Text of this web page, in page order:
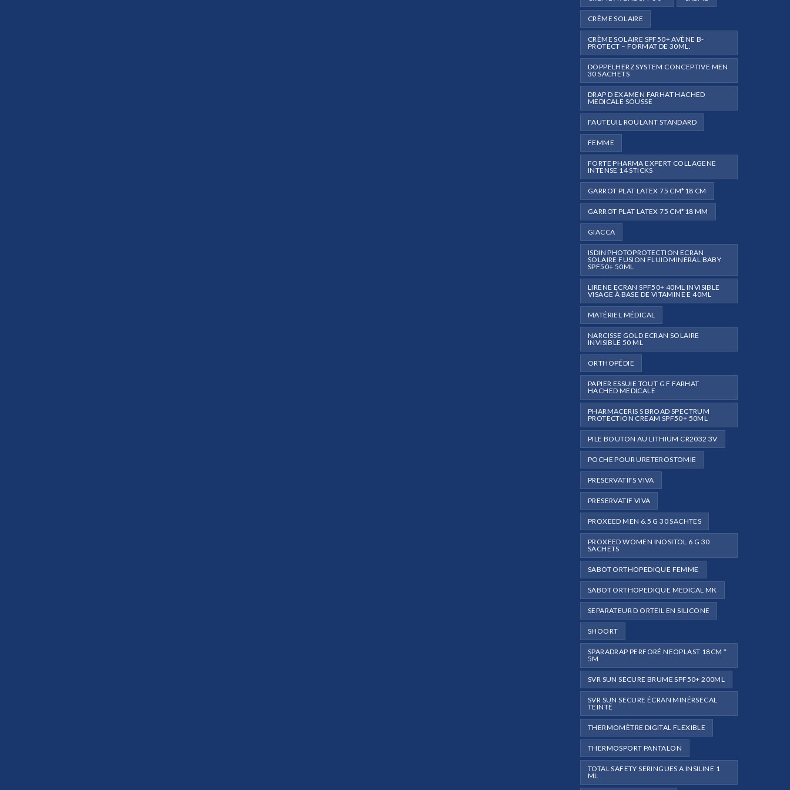
CRÈME SOLAIRE
CRÈME SOLAIRE SPF50+ AVÈNE B-
PROTECT – FORMAT DE 30ML.
DOPPELHERZ SYSTEM CONCEPTIVE MEN
30 SACHETS
DRAP D EXAMEN FARHAT HACHED
MEDICALE SOUSSE
FAUTEUIL ROULANT STANDARD
FEMME
FORTE PHARMA EXPERT COLLAGENE
INTENSE 14 STICKS
GARROT PLAT LATEX 75 CM*18 CM
GARROT PLAT LATEX 75 CM*18 MM
GIACCA
ISDIN PHOTOPROTECTION ECRAN
SOLAIRE FUSION FLUID MINERAL BABY
SPF50+ 50ML
LIRENE ECRAN SPF50+ 40ML INVISIBLE
VISAGE À BASE DE VITAMINE E 40ML
MATÉRIEL MÉDICAL
NARCISSE GOLD ECRAN SOLAIRE
INVISIBLE 50 ML
ORTHOPÉDIE
PAPIER ESSUIE TOUT G F FARHAT
HACHED MEDICALE
PHARMACERIS S BROAD SPECTRUM
PROTECTION CREAM SPF50+ 50ML
PILE BOUTON AU LITHIUM CR2032 3V
POCHE POUR URETEROSTOMIE
PRESERVATIFS VIVA
PRESERVATIF VIVA
PROXEED MEN 6.5 G 30 SACHTES
PROXEED WOMEN INOSITOL 6 G 30
SACHETS
SABOT ORTHOPEDIQUE FEMME
SABOT ORTHOPEDIQUE MEDICAL MK
SEPARATEUR D ORTEIL EN SILICONE
SHOORT
SPARADRAP PERFORÉ NEOPLAST 18CM *
5M
SVR SUN SECURE BRUME SPF50+ 200ML
SVR SUN SECURE ÉCRAN MINÉRSECAL
TEINTÉ
THERMOMÈTRE DIGITAL FLEXIBLE
THERMOSPORT PANTALON
TOTAL SAFETY SERINGUES A INSILINE 1
ML